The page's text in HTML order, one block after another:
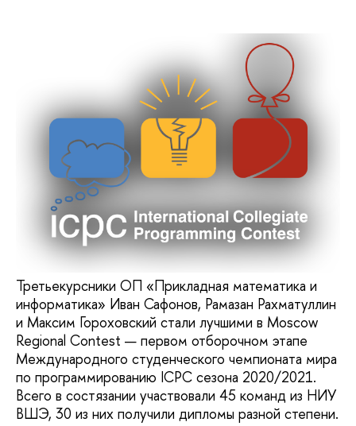
Третьекурсники ОП «Прикладная математика и
информатика» Иван Сафонов, Рамазан Рахматуллин
и Максим Гороховский стали лучшими в Moscow
Regional Contest — первом отборочном этапе
Международного студенческого чемпионата мира
по программированию ICPC сезона 2020/2021.
Всего в состязании участвовали 45 команд из НИУ
ВШЭ, 30 из них получили дипломы разной степени.